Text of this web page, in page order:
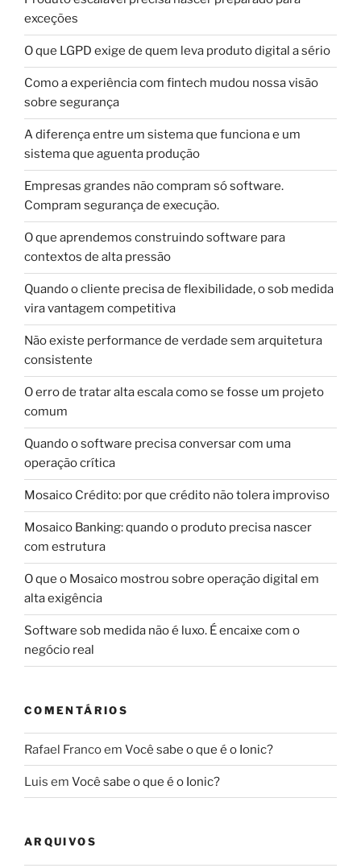
exceções
O que LGPD exige de quem leva produto digital a sério
Como a experiência com fintech mudou nossa visão
sobre segurança
A diferença entre um sistema que funciona e um
sistema que aguenta produção
Empresas grandes não compram só software.
Compram segurança de execução.
O que aprendemos construindo software para
contextos de alta pressão
Quando o cliente precisa de flexibilidade, o sob medida
vira vantagem competitiva
Não existe performance de verdade sem arquitetura
consistente
O erro de tratar alta escala como se fosse um projeto
comum
Quando o software precisa conversar com uma
operação crítica
Mosaico Crédito: por que crédito não tolera improviso
Mosaico Banking: quando o produto precisa nascer
com estrutura
O que o Mosaico mostrou sobre operação digital em
alta exigência
Software sob medida não é luxo. É encaixe com o
negócio real
COMENTÁRIOS
Rafael Francoem Você sabe o que é o Ionic?
Luis em Você sabe o que é o Ionic?
ARQUIVOS